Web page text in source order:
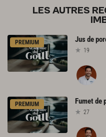
LES AUTRES
PREMIUM Jusde
19
PREMIUM Fumetde
27